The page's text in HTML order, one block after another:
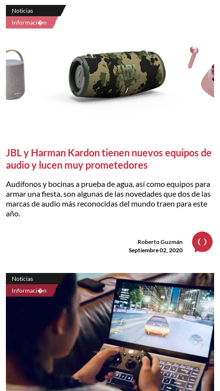
Noticias
Informaci�n
JBL y Harman Kardon tienen nuevos equipos de
audio y lucen muy prometedores
Audífonos y bocinas a prueba de agua, así como equipos para
armar una fiesta, son algunas de las novedades que dos de las
marcas de audio más reconocidas del mundo traen para este
año.
Roberto Guzmán
Septiembre 02, 2020
Noticias
Informaci�n